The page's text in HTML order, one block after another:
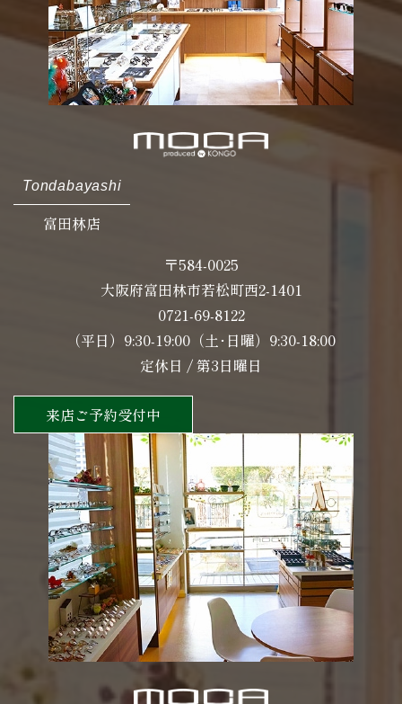
Tondabayashi
富田林店
〒584-0025
大阪府富田林市若松町西2-1401
0721-69-8122
（平日）9:30-19:00（土･日曜）9:30-18:00
定休日 / 第3日曜日
来店ご予約受付中